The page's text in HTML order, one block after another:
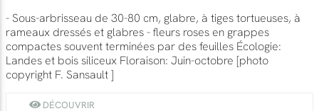
- Sous-arbrisseau de 30-80 cm, glabre, à tiges tortueuses, à
rameaux dressés et glabres - fleurs roses en grappes
compactes souvent terminées par des feuilles Écologie:
Landes et bois siliceux Floraison: Juin-octobre [photo
copyright F. Sansault ]
DÉCOUVRIR